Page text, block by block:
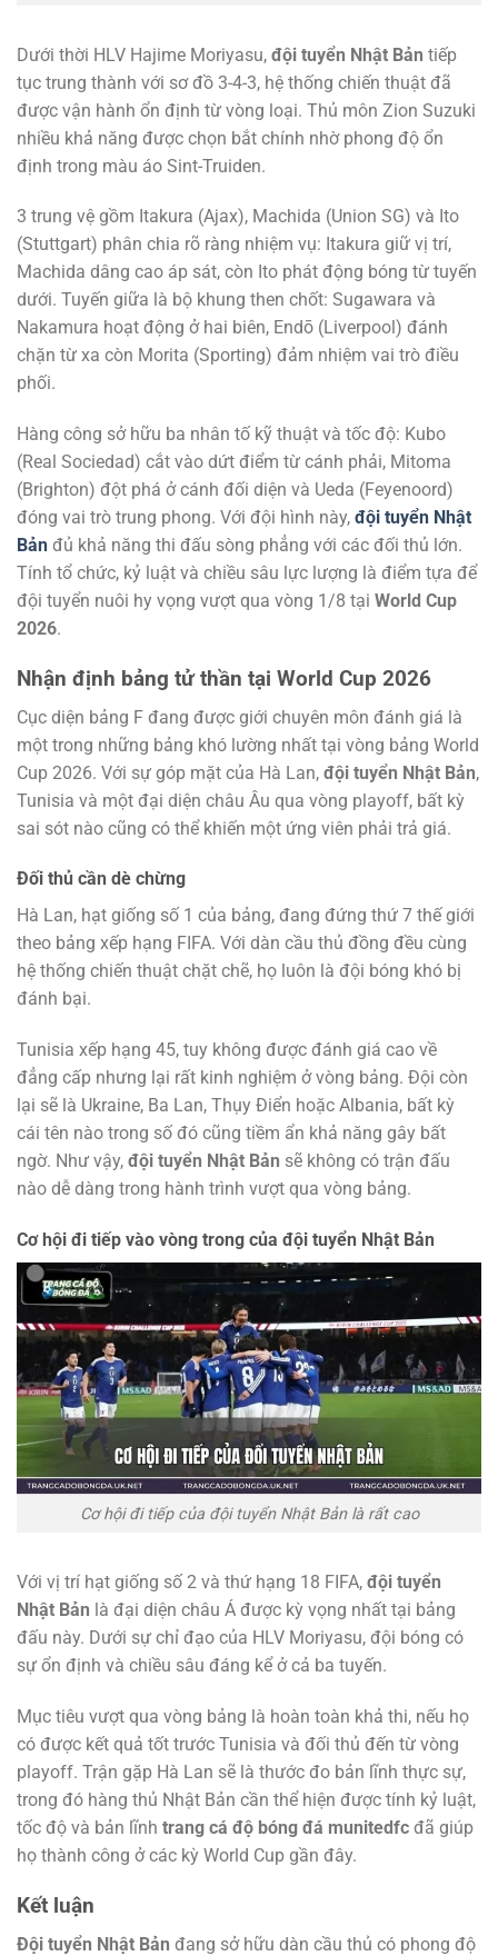
Dưới thời HLV Hajime Moriyasu, đội tuyển Nhật Bản tiếp
tục trung thành với sơ đồ 3-4-3, hệ thống chiến thuật đã
được vận hành ổn định từ vòng loại. Thủ môn Zion Suzuki
nhiều khả năng được chọn bắt chính nhờ phong độ ổn
định trong màu áo Sint-Truiden.
3 trung vệ gồm Itakura (Ajax), Machida (Union SG) và Ito
(Stuttgart) phân chia rõ ràng nhiệm vụ: Itakura giữ vị trí,
Machida dâng cao áp sát, còn Ito phát động bóng từ tuyến
dưới. Tuyến giữa là bộ khung then chốt: Sugawara và
Nakamura hoạt động ở hai biên, Endō (Liverpool) đánh
chặn từ xa còn Morita (Sporting) đảm nhiệm vai trò điều
phối.
Hàng công sở hữu ba nhân tố kỹ thuật và tốc độ: Kubo
(Real Sociedad) cắt vào dứt điểm từ cánh phải, Mitoma
(Brighton) đột phá ở cánh đối diện và Ueda (Feyenoord)
đóng vai trò trung phong. Với đội hình này, đội tuyển Nhật
Bản đủ khả năng thi đấu sòng phẳng với các đối thủ lớn.
Tính tổ chức, kỷ luật và chiều sâu lực lượng là điểm tựa để
đội tuyển nuôi hy vọng vượt qua vòng 1/8 tại World Cup
2026.
Nhận định bảng tử thần tại World Cup 2026
Cục diện bảng F đang được giới chuyên môn đánh giá là
một trong những bảng khó lường nhất tại vòng bảng World
Cup 2026. Với sự góp mặt của Hà Lan, đội tuyển Nhật Bản,
Tunisia và một đại diện châu Âu qua vòng playoff, bất kỳ
sai sót nào cũng có thể khiến một ứng viên phải trả giá.
Đối thủ cần dè chừng
Hà Lan, hạt giống số 1 của bảng, đang đứng thứ 7 thế giới
theo bảng xếp hạng FIFA. Với dàn cầu thủ đồng đều cùng
hệ thống chiến thuật chặt chẽ, họ luôn là đội bóng khó bị
đánh bại.
Tunisia xếp hạng 45, tuy không được đánh giá cao về
đẳng cấp nhưng lại rất kinh nghiệm ở vòng bảng. Đội còn
lại sẽ là Ukraine, Ba Lan, Thụy Điển hoặc Albania, bất kỳ
cái tên nào trong số đó cũng tiềm ẩn khả năng gây bất
ngờ. Như vậy, đội tuyển Nhật Bản sẽ không có trận đấu
nào dễ dàng trong hành trình vượt qua vòng bảng.
Cơ hội đi tiếp vào vòng trong của đội tuyển Nhật Bản
Cơ hội đi tiếp của đội tuyển Nhật Bản là rất cao
Với vị trí hạt giống số 2 và thứ hạng 18 FIFA, đội tuyển
Nhật Bản là đại diện châu Á được kỳ vọng nhất tại bảng
đấu này. Dưới sự chỉ đạo của HLV Moriyasu, đội bóng có
sự ổn định và chiều sâu đáng kể ở cả ba tuyến.
Mục tiêu vượt qua vòng bảng là hoàn toàn khả thi, nếu họ
có được kết quả tốt trước Tunisia và đối thủ đến từ vòng
playoff. Trận gặp Hà Lan sẽ là thước đo bản lĩnh thực sự,
trong đó hàng thủ Nhật Bản cần thể hiện được tính kỷ luật,
tốc độ và bản lĩnh trang cá độ bóng đá munitedfc đã giúp
họ thành công ở các kỳ World Cup gần đây.
Kết luận
Đội tuyển Nhật Bản đang sở hữu dàn cầu thủ có phong độ